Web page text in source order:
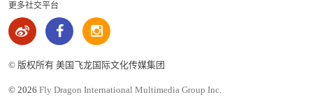
更多社交平台
© 版权所有 美国飞龙国际文化传媒集团
© 2026 Fly Dragon International Multimedia Group Inc.